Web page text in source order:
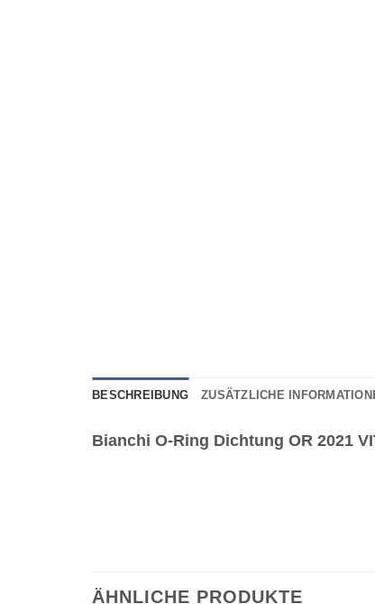
BESCHREIBUNG ZUSÄTZLICHE
Bianchi O-Ring Dichtung OR 2021
ÄHNLICHE PRODUKTE